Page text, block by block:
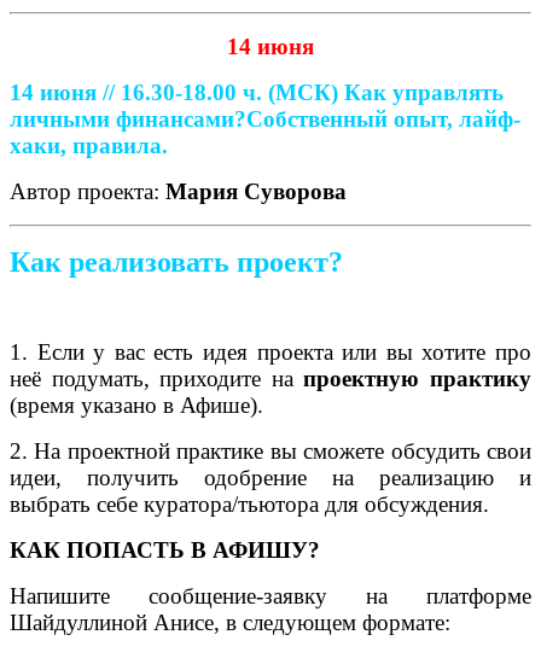
14 июня
14 июня // 16.30-18.00 ч. (МСК) Как управлять
личными финансами?Собственный опыт, лайф-
хаки, правила.
Автор проекта: Мария Суворова
Как реализовать проект?
1. Если у вас есть идея проекта или вы хотите про
неё подумать, приходите напроектную практику
(время указано в Афише).
2. На проектной практике вы сможете обсудить свои
идеи, получить одобрение на реализацию и
выбрать себе куратора/тьютора для обсуждения.
КАК ПОПАСТЬ В АФИШУ?
Напишите сообщение-заявку на платформе
Шайдуллиной Анисе, в следующем формате: